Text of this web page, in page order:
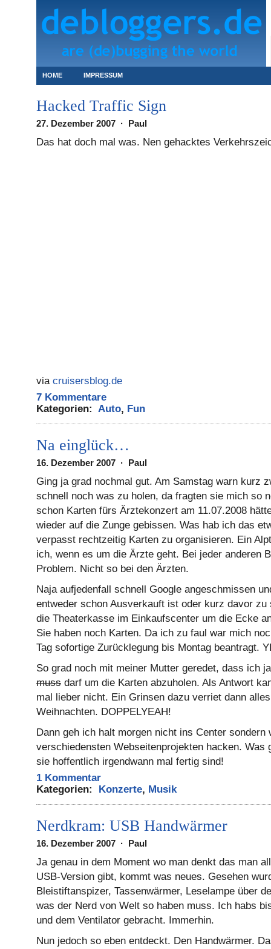
HOME IMPRESSUM
Hacked Traffic Sign
27. Dezember 2007 · Paul
Das hat doch mal was. Nen gehacktes
via cruisersblog.de
7 Kommentare
Kategorien: Auto, Fun
Na einglück…
16. Dezember 2007 · Paul
Ging ja grad nochmal gut. Am Samstag warn kurz
schnell noch was zu holen, da fragten sie mich so
schon Karten fürs Ärztekonzert am 11.07.2008
wieder auf die Zunge gebissen. Was hab ich das
verpasst rechtzeitig Karten zu organisieren. Ein
ich, wenn es um die Ärzte geht. Bei jeder anderen
Problem. Nicht so bei den Ärzten.
Naja aufjedenfall schnell Google angeschmissen
entweder schon Ausverkauft ist oder kurz davor
die Theaterkasse im Einkaufscenter um die Ecke
Sie haben noch Karten. Da ich zu faul war mich
Tag sofortige Zurücklegung bis Montag beantragt.
So grad noch mit meiner Mutter geredet, dass ich
muss darf um die Karten abzuholen. Als Antwort
mal lieber nicht. Ein Grinsen dazu verriet dann
Weihnachten. DOPPELYEAH!
Dann geh ich halt morgen nicht ins Center sondern
verschiedensten Webseitenprojekten hacken. Was
sie hoffentlich irgendwann mal fertig sind!
1 Kommentar
Kategorien: Konzerte, Musik
Nerdkram: USB Handwärmer
16. Dezember 2007 · Paul
Ja genau in dem Moment wo man denkt das man
USB-Version gibt, kommt was neues. Gesehen
Bleistiftanspizer, Tassenwärmer, Leselampe über
was der Nerd von Welt so haben muss. Ich habs
und dem Ventilator gebracht. Immerhin.
Nun jedoch so eben entdeckt. Den Handwärmer.